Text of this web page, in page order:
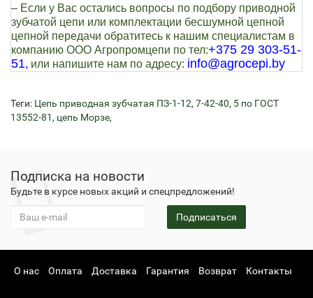
– Если у Вас остались вопросы по подбору приводной
зубчатой цепи или комплектации бесшумной цепной
цепной передачи обратитесь к нашим специалистам в
компанию ООО Агропромцепи по тел:+375 29 303-51-
51, или напишите нам по адресу: info@agrocepi.by
Теги: Цепь приводная зубчатая ПЗ-1-12, 7-42-40, 5 по ГОСТ
13552-81 , цепь Морзе,
Подписка на новости
Будьте в курсе новых акций и спецпредложений!
Подписаться
О нас Оплата Доставка Гарантия Возврат Контакты